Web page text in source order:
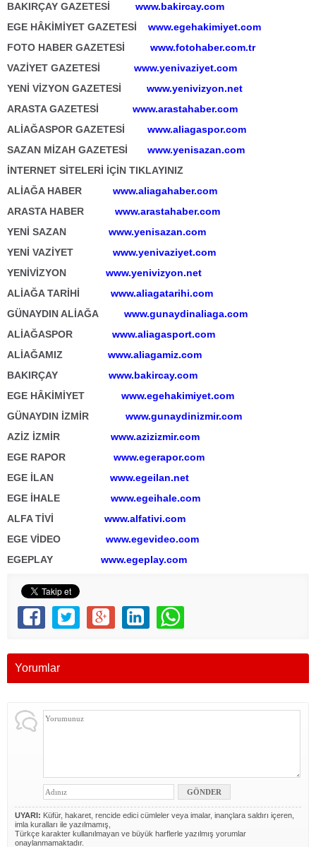
BAKIRÇAY GAZETESİ www.bakircay.com
EGE HÂKİMİYET GAZETESİ
www.egehakimiyet.com
FOTO HABER GAZETESİ
www.fotohaber.com.tr
VAZİYET GAZETESİ www.yenivaziyet.com
YENİ VİZYON GAZETESİ
www.yenivizyon.net
ARASTA GAZETESİ www.arastahaber.com
ALİAĞASPOR GAZETESİ
www.aliagaspor.com
SAZAN MİZAH GAZETESİ
www.yenisazan.com
İNTERNET SİTELERİ İÇİN TIKLAYINIZ
ALİAĞA HABER www.aliagahaber.com
ARASTA HABER www.arastahaber.com
YENİ SAZAN www.yenisazan.com
YENİ VAZİYET www.yenivaziyet.com
YENİVİZYON www.yenivizyon.net
ALİAĞA TARİHİ www.aliagatarihi.com
GÜNAYDIN ALİAĞA
www.gunaydinaliaga.com
ALİAĞASPOR www.aliagasport.com
ALİAĞAMIZ www.aliagamiz.com
BAKIRÇAY www.bakircay.com
EGE HÂKİMİYET www.egehakimiyet.com
GÜNAYDIN İZMİR www.gunaydinizmir.com
AZİZ İZMİR www.azizizmir.com
EGE RAPOR www.egerapor.com
EGE İLAN www.egeilan.net
EGE İHALE www.egeihale.com
ALFA TİVİ www.alfativi.com
EGE VİDEO www.egevideo.com
EGEPLAY www.egeplay.com
Yorumlar
UYARI: Küfür, hakaret, rencide edici cümleler veya imalar, inançlara saldırı içeren,
imla kuralları ile yazılmamış,
Türkçe karakter kullanılmayan ve büyük harflerle yazılmış yorumlar
onaylanmamaktadır.